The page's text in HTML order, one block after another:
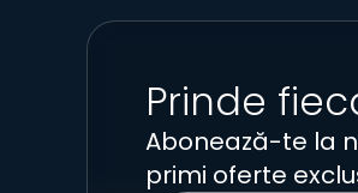
Prinde
Abonează-te la
primi oferte